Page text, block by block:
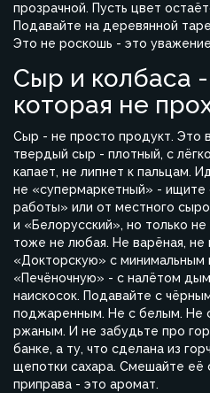
прозрачной. Пусть цвет
Подавайте на деревянной
Это не роскошь - это
Сыр и колбаса
которая не
Сыр - не просто продукт. Это
твердый сыр - плотный, с
капает, не липнет к пальцам.
не «супермаркетный» - ищите
работы» или от местного
и «Белорусский», но только
тоже не любая. Не варёная, не
«Докторскую» с минимальным
«Печёночную» - с налётом
наискосок. Подавайте с
поджаренным. Не с белым. Не
ржаным. И не забудьте про
банке, а ту, что сделана из
щепотки сахара. Смешайте её
приправа - это аромат.